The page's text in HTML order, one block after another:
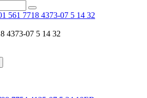
561 7718 4373-07 5 14 32
4373-07 5 14 32